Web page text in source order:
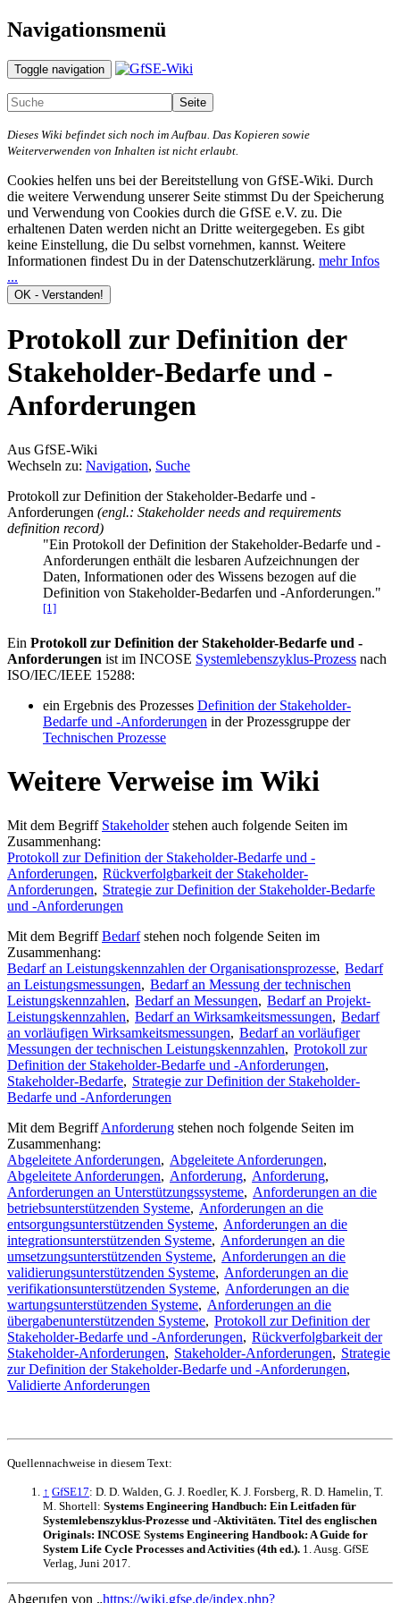
Navigationsmenü
Toggle navigation
Dieses Wiki befindet sich noch im Aufbau. Das Kopieren sowie
Weiterverwenden von Inhalten ist nicht erlaubt.
Cookies helfen uns bei der Bereitstellung von GfSE-Wiki. Durch
die weitere Verwendung unserer Seite stimmst Du der Speicherung
und Verwendung von Cookies durch die GfSE e.V. zu. Die
erhaltenen Daten werden nicht an Dritte weitergegeben. Es gibt
keine Einstellung, die Du selbst vornehmen, kannst. Weitere
Informationen findest Du in der Datenschutzerklärung. mehr Infos
...
Protokoll zur Definition der
Stakeholder-Bedarfe und -
Anforderungen
Aus GfSE-Wiki
Wechseln zu: Navigation, Suche
Protokoll zur Definition der Stakeholder-Bedarfe und -
Anforderungen (engl.: Stakeholder needs and requirements
definition record)
"Ein Protokoll der Definition der Stakeholder-Bedarfe und -
Anforderungen enthält die lesbaren Aufzeichnungen der
Daten, Informationen oder des Wissens bezogen auf die
Definition von Stakeholder-Bedarfen und -Anforderungen."
[1]
Ein Protokoll zur Definition der Stakeholder-Bedarfe und -
Anforderungen ist im INCOSE Systemlebenszyklus-Prozess nach
ISO/IEC/IEEE 15288:
ein Ergebnis des Prozesses Definition der Stakeholder-
Bedarfe und -Anforderungen in der Prozessgruppe der
Technischen Prozesse
Weitere Verweise im Wiki
Mit dem Begriff Stakeholderstehen auch folgende Seiten im
Zusammenhang:
Protokoll zur Definition der Stakeholder-Bedarfe und -
Anforderungen, Rückverfolgbarkeit der Stakeholder-
Anforderungen, Strategie zur Definition der Stakeholder-Bedarfe
und -Anforderungen
Mit dem BegriffBedarfstehen noch folgende Seiten im
Zusammenhang:
Bedarf an Leistungskennzahlen der Organisationsprozesse, Bedarf
an Leistungsmessungen, Bedarf an Messung der technischen
Leistungskennzahlen, Bedarf an Messungen, Bedarf an Projekt-
Leistungskennzahlen, Bedarf an Wirksamkeitsmessungen, Bedarf
an vorläufigen Wirksamkeitsmessungen, Bedarf an vorläufiger
Messungen der technischen Leistungskennzahlen, Protokoll zur
Definition der Stakeholder-Bedarfe und -Anforderungen,
Stakeholder-Bedarfe, Strategie zur Definition der Stakeholder-
Bedarfe und -Anforderungen
Mit dem BegriffAnforderung stehen noch folgende Seiten im
Zusammenhang:
Abgeleitete Anforderungen, Abgeleitete Anforderungen,
Abgeleitete Anforderungen, Anforderung, Anforderung,
Anforderungen an Unterstützungssysteme, Anforderungen an die
betriebsunterstützenden Systeme, Anforderungen an die
entsorgungsunterstützenden Systeme, Anforderungen an die
integrationsunterstützenden Systeme, Anforderungen an die
umsetzungsunterstützenden Systeme, Anforderungen an die
validierungsunterstützenden Systeme, Anforderungen an die
verifikationsunterstützenden Systeme, Anforderungen an die
wartungsunterstützenden Systeme, Anforderungen an die
übergabenunterstützenden Systeme, Protokoll zur Definition der
Stakeholder-Bedarfe und -Anforderungen, Rückverfolgbarkeit der
Stakeholder-Anforderungen, Stakeholder-Anforderungen, Strategie
zur Definition der Stakeholder-Bedarfe und -Anforderungen,
Validierte Anforderungen
Quellennachweise in diesem Text:
↑ GfSE17: D. D. Walden, G. J. Roedler, K. J. Forsberg, R. D. Hamelin, T.
M. Shortell: Systems Engineering Handbuch: Ein Leitfaden für
Systemlebenszyklus-Prozesse und -Aktivitäten. Titel des englischen
Originals: INCOSE Systems Engineering Handbook: A Guide for
System Life Cycle Processes and Activities (4th ed.). 1. Ausg. GfSE
Verlag, Juni 2017.
Abgerufen von „https://wiki.gfse.de/index.php?